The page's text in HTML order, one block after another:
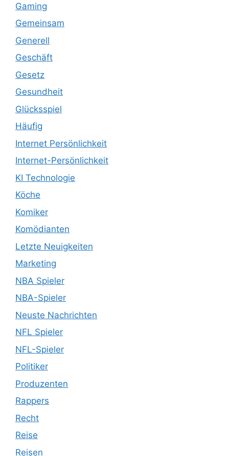
Gaming
Gemeinsam
Generell
Geschäft
Gesetz
Gesundheit
Glücksspiel
Häufig
Internet Persönlichkeit
Internet-Persönlichkeit
KI Technologie
Köche
Komiker
Komödianten
Letzte Neuigkeiten
Marketing
NBA Spieler
NBA-Spieler
Neuste Nachrichten
NFL Spieler
NFL-Spieler
Politiker
Produzenten
Rappers
Recht
Reise
Reisen